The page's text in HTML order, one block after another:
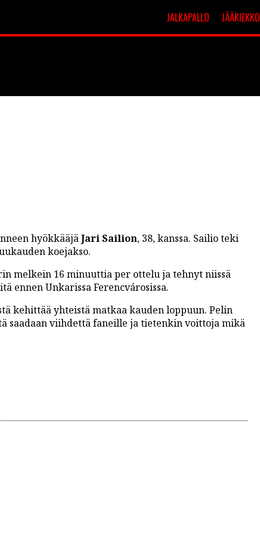
JALKAPALLO JÄÄKIEKKO
hyökkääjäJari Sailion, 38, kanssa. Sailio teki
koejakso.
melkein 16 minuuttia per ottelu ja tehnyt niissä
ennen Unkarissa Ferencvárosissa.
kehittää yhteistä matkaa kauden loppuun. Pelin
saadaan viihdettä faneille ja tietenkin voittoja mikä